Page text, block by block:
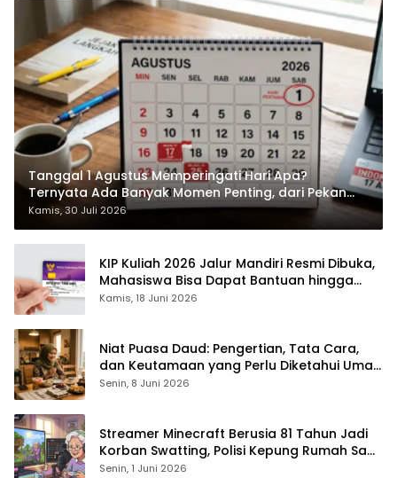
Tanggal 1 Agustus Memperingati Hari Apa?
Ternyata Ada Banyak Momen Penting, dari Pekan
ASI Sedunia hingga Hari World Wide Web
Kamis, 30 Juli 2026
KIP Kuliah 2026 Jalur Mandiri Resmi Dibuka,
Mahasiswa Bisa Dapat Bantuan hingga
Rp1,4 Juta per Bulan
Kamis, 18 Juni 2026
Niat Puasa Daud: Pengertian, Tata Cara,
dan Keutamaan yang Perlu Diketahui Umat
Muslim
Senin, 8 Juni 2026
Streamer Minecraft Berusia 81 Tahun Jadi
Korban Swatting, Polisi Kepung Rumah Saat
Siaran Langsung
Senin, 1 Juni 2026